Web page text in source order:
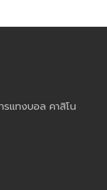
รแทงบอล คาสิโน